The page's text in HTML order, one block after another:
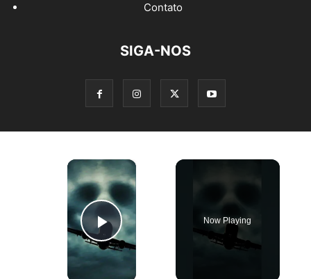
Contato
SIGA-NOS
×
Play Video
Now Playing